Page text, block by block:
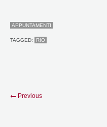
APPUNTAMENTI
TAGGED: RIO
Previous